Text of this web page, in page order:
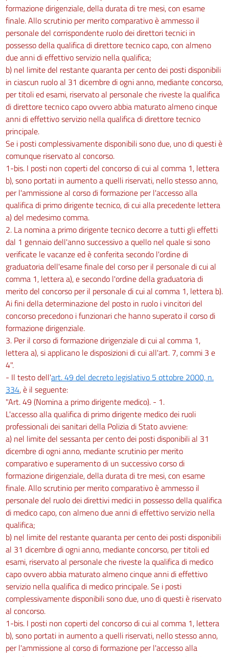
formazione dirigenziale, della durata di tre mesi, con esame
finale. Allo scrutinio per merito comparativo è ammesso il
personale del corrispondente ruolo dei direttori tecnici in
possesso della qualifica di direttore tecnico capo, con almeno
due anni di effettivo servizio nella qualifica;
b) nel limite del restante quaranta per cento dei posti disponibili
in ciascun ruolo al 31 dicembre di ogni anno, mediante concorso,
per titoli ed esami, riservato al personale che riveste la qualifica
di direttore tecnico capo ovvero abbia maturato almeno cinque
anni di effettivo servizio nella qualifica di direttore tecnico
principale.
Se i posti complessivamente disponibili sono due, uno di questi è
comunque riservato al concorso.
1-bis. I posti non coperti del concorso di cui al comma 1, lettera
b), sono portati in aumento a quelli riservati, nello stesso anno,
per l'ammissione al corso di formazione per l'accesso alla
qualifica di primo dirigente tecnico, di cui alla precedente lettera
a) del medesimo comma.
2. La nomina a primo dirigente tecnico decorre a tutti gli effetti
dal 1 gennaio dell'anno successivo a quello nel quale si sono
verificate le vacanze ed è conferita secondo l'ordine di
graduatoria dell'esame finale del corso per il personale di cui al
comma 1, lettera a), e secondo l'ordine della graduatoria di
merito del concorso per il personale di cui al comma 1, lettera b).
Ai fini della determinazione del posto in ruolo i vincitori del
concorso precedono i funzionari che hanno superato il corso di
formazione dirigenziale.
3. Per il corso di formazione dirigenziale di cui al comma 1,
lettera a), si applicano le disposizioni di cui all'art. 7, commi 3 e
4".
- Il testo dell'art. 49 del decreto legislativo 5 ottobre 2000, n.
334, è il seguente:
"Art. 49 (Nomina a primo dirigente medico). - 1.
L'accesso alla qualifica di primo dirigente medico dei ruoli
professionali dei sanitari della Polizia di Stato avviene:
a) nel limite del sessanta per cento dei posti disponibili al 31
dicembre di ogni anno, mediante scrutinio per merito
comparativo e superamento di un successivo corso di
formazione dirigenziale, della durata di tre mesi, con esame
finale. Allo scrutinio per merito comparativo è ammesso il
personale del ruolo dei direttivi medici in possesso della qualifica
di medico capo, con almeno due anni di effettivo servizio nella
qualifica;
b) nel limite del restante quaranta per cento dei posti disponibili
al 31 dicembre di ogni anno, mediante concorso, per titoli ed
esami, riservato al personale che riveste la qualifica di medico
capo ovvero abbia maturato almeno cinque anni di effettivo
servizio nella qualifica di medico principale. Se i posti
complessivamente disponibili sono due, uno di questi è riservato
al concorso.
1-bis. I posti non coperti del concorso di cui al comma 1, lettera
b), sono portati in aumento a quelli riservati, nello stesso anno,
per l'ammissione al corso di formazione per l'accesso alla